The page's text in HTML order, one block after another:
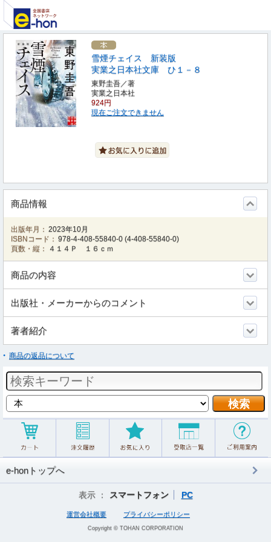
雪煙チェイス 新装版
実業之日本社文庫 ひ１－８
東野圭吾／著
実業之日本社
924円
現在ご注文できません
商品情報
出版年月： 2023年10月
ISBNコード： 978-4-408-55840-0 (4-408-55840-0)
頁数・縦：
４１４Ｐ １６ｃｍ
商品の内容
出版社・メーカーからのコメント
著者紹介
商品の返品について
e-honトップへ
表示 ： スマートフォン PC
運営会社概要 プライバシーポリシー
Copyright © TOHAN CORPORATION